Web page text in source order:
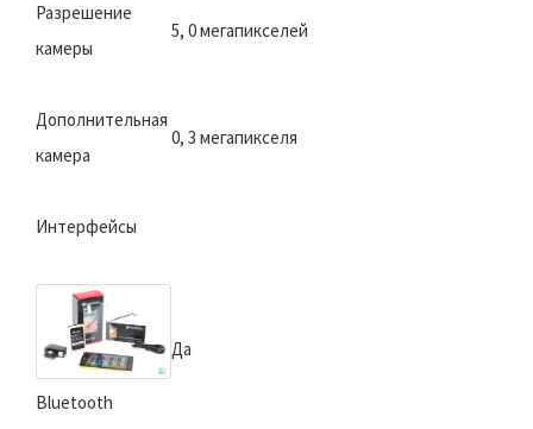
Разрешение
камеры
5, 0 мегапикселей
Дополнительная
камера
0, 3 мегапикселя
Интерфейсы
Bluetooth
Да